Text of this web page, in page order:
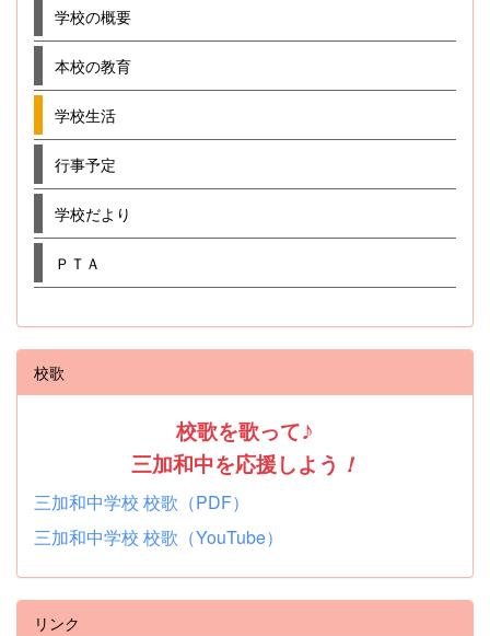
学校の概要
本校の教育
学校生活
行事予定
学校だより
ＰＴＡ
校歌
校歌を歌って♪
三加和中を応援しよう ！
三加和中学校 校歌（PDF）
三加和中学校 校歌（YouTube）
リンク